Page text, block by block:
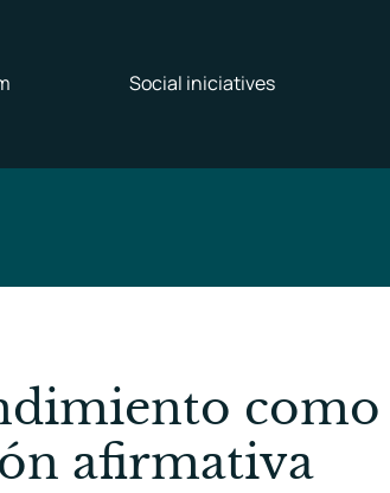
Social iniciatives
afirmativa